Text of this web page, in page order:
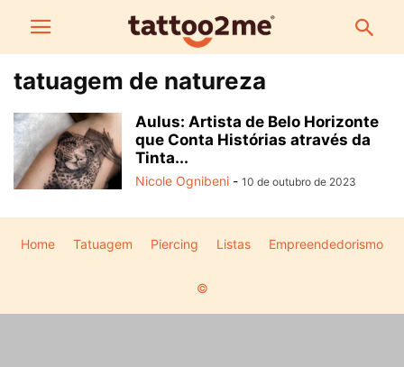
tatuagem de natureza
Aulus: Artista de Belo Horizonte
que Conta Histórias através da
Tinta...
Nicole Ognibeni - 10 de outubro de 2023
Home Tatuagem Piercing Listas Empreendedorismo
©